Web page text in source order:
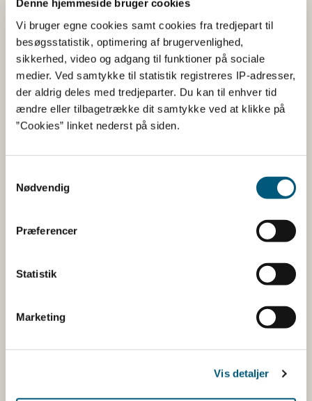
Denne hjemmeside bruger cookies
Vi bruger egne cookies samt cookies fra tredjepart til
besøgsstatistik, optimering af brugervenlighed,
sikkerhed, video og adgang til funktioner på sociale
medier. Ved samtykke til statistik registreres IP-adresser,
der aldrig deles med tredjeparter. Du kan til enhver tid
ændre eller tilbagetrække dit samtykke ved at klikke på
”Cookies” linket nederst på siden.
Nødvendig
Præferencer
Statistik
Marketing
Vis detaljer
skal anvendes i forbindelse med
brunstsynkroniseringen.
Enkeltdyrsbehandling
(terapeutisk behandling) er
forstyrrelser i ovariefunktionen hos dyr bestemt til
af cyster samt køer uden cyklisk ovariefunktion, hvor
perioden uden brunst er så lang, at den strækker sig ind
Terapeutisk behandling skal foretages af dyrlægen